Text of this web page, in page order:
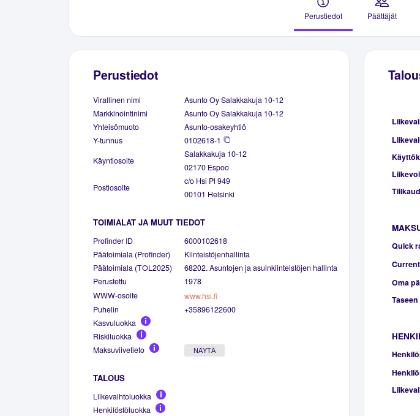
Perustiedot Päättäjät
Perustiedot
Virallinen nimi
Asunto Oy Salakkakuja 10-12
Markkinointinimi
Asunto Oy Salakkakuja 10-12
Yhteisömuoto
Asunto-osakeyhtiö
Y-tunnus
0102618-1
Käyntiosoite
Salakkakuja 10-12
02170 Espoo
Postiosoite
c/o Hsi Pl 949
00101 Helsinki
TOIMIALAT JA MUUT TIEDOT
Profinder ID
6000102618
Päätoimiala (Profinder)
Kiinteistöjenhallinta
Päätoimiala (TOL2025)
68202. Asuntojen ja asuinkiinteistöjen hallinta
Perustettu
1978
WWW-osoite
www.hsi.fi
Puhelin
+35896122600
Kasvuluokka
Riskiluokka
Maksuviivetieto
NÄYTÄ
TALOUS
Liikevaihtoluokka
Henkilöstöluokka
Quick
Oma